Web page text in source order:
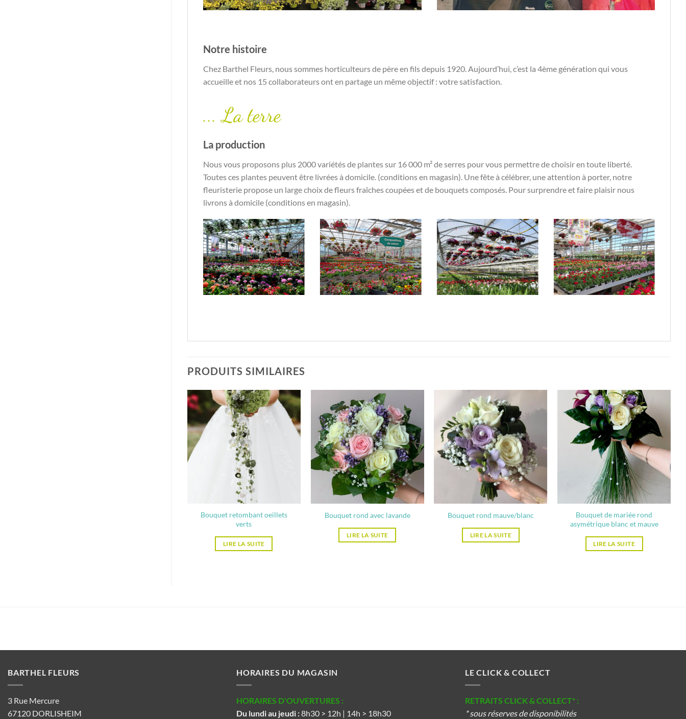
Notre histoire
Chez Barthel Fleurs, nous sommes horticulteurs de père en fils depuis 1920. Aujourd’hui, c’est la 4ème génération qui vous
accueille et nos 15 collaborateurs ont en partage un même objectif : votre satisfaction.
... La terre
La production
Nous vous proposons plus 2000 variétés de plantes sur 16 000 m² de serres pour vous permettre de choisir en toute liberté.
Toutes ces plantes peuvent être livrées à domicile. (conditions en magasin). Une fête à célébrer, une attention à porter, notre
fleuristerie propose un large choix de fleurs fraîches coupées et de bouquets composés. Pour surprendre et faire plaisir nous
livrons à domicile (conditions en magasin).
PRODUITS SIMILAIRES
Bouquet retombant oeillets
verts
LIRE LA SUITE
Bouquet rond avec lavande
LIRE LA SUITE
Bouquet rond mauve/blanc
LIRE LA SUITE
Bouquet de mariée rond
asymétrique blanc et mauve
LIRE LA SUITE
BARTHEL FLEURS
3 Rue Mercure
67120 DORLISHEIM
HORAIRES DU MAGASIN
HORAIRES D'OUVERTURES :
Du lundi au jeudi :8h30 > 12h | 14h > 18h30
LE CLICK & COLLECT
RETRAITS CLICK & COLLECT* :
* sous réserves de disponibilités